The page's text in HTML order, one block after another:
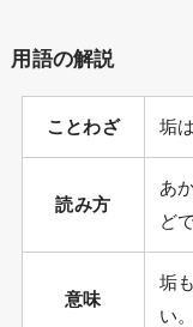
用語の解説
ことわざ 垢
読み方
あ
ど
意味
垢
い。